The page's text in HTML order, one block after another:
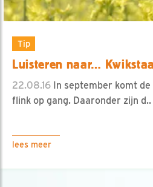
Tip
Luisteren naar…
22.08.16 In september komt
flink op gang. Daaronder zijn d..
lees meer